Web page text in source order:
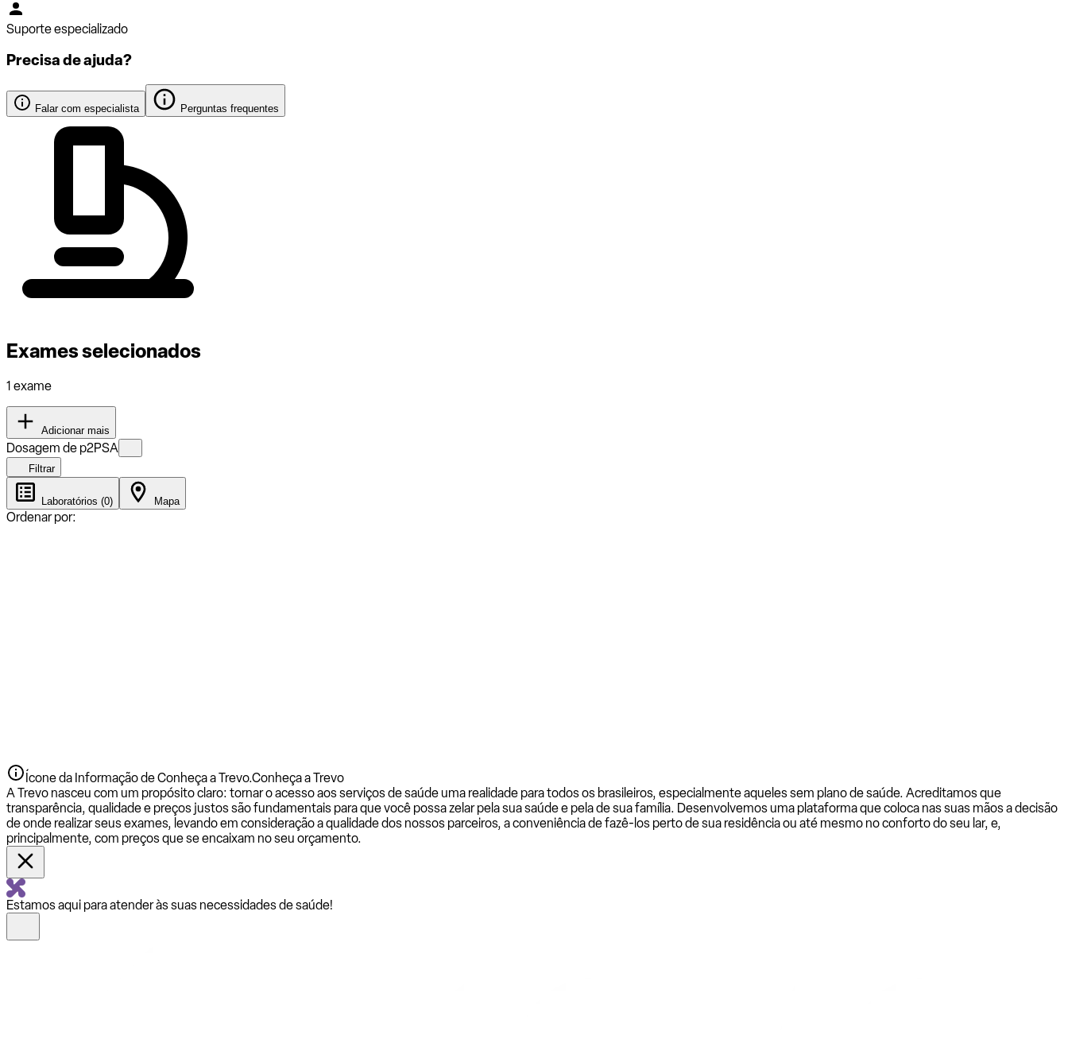
Suporte especializado
Precisa de ajuda?
Falar com especialista Perguntas frequentes
Exames selecionados
1 exame
Adicionar mais
Dosagem de p2PSA
Filtrar
Laboratórios (0) Mapa
Ordenar por:
Ícone da Informação de Conheça a Trevo.Conheça a Trevo
A Trevo nasceu com um propósito claro: tornar o acesso aos serviços de saúde uma realidade para todos os brasileiros, especialmente aqueles sem plano de saúde. Acreditamos que
transparência, qualidade e preços justos são fundamentais para que você possa zelar pela sua saúde e pela de sua família. Desenvolvemos uma plataforma que coloca nas suas mãos a decisão
de onde realizar seus exames, levando em consideração a qualidade dos nossos parceiros, a conveniência de fazê-los perto de sua residência ou até mesmo no conforto do seu lar, e,
principalmente, com preços que se encaixam no seu orçamento.
Estamos aqui para atender às suas necessidades de saúde!